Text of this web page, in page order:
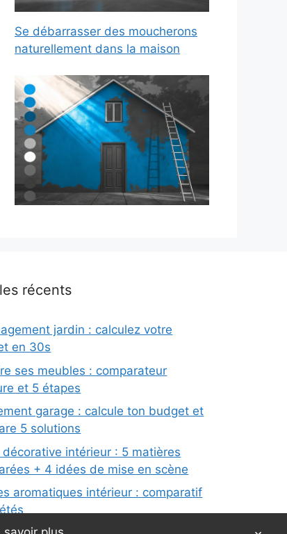
Se débarrasser des moucherons
naturellement dans la maison
récents
jardin : calculez votre
en 30s
ses meubles : comparateur
et 5 étapes
garage : calcule ton budget et
5 solutions
décorative intérieur : 5 matières
+ 4 idées de mise en scène
aromatiques intérieur : comparatif